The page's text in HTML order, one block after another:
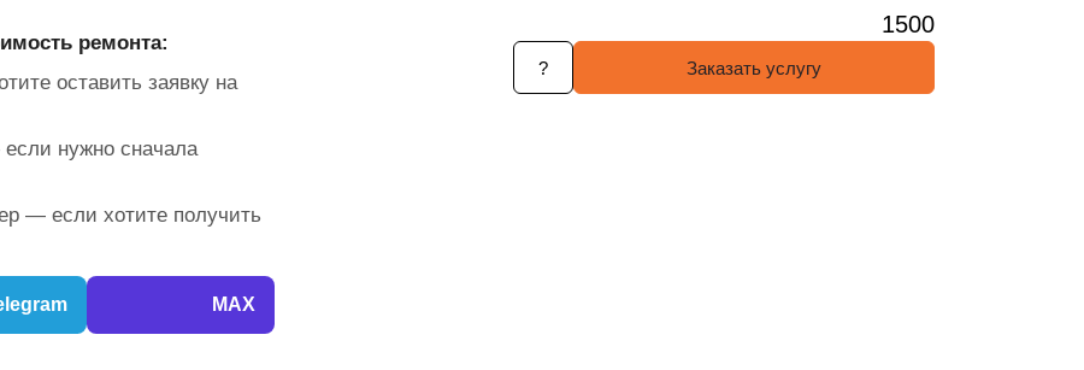
ремонта:
оставить заявку на
нужно сначала
— если хотите получить
MAX
1500
? Заказать услугу